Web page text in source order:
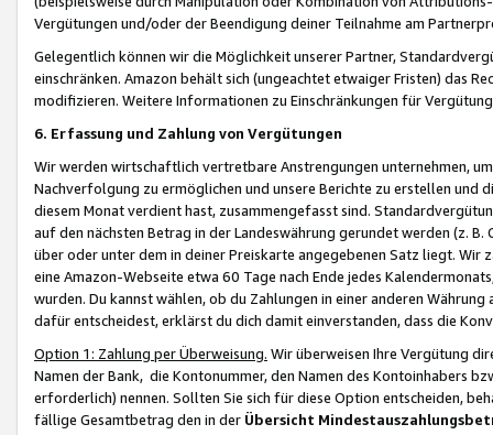
Vergütungen und/oder der Beendigung deiner Teilnahme am
Gelegentlich können wir die Möglichkeit unserer Partner,
einschränken. Amazon behält sich (ungeachtet etwaiger Fristen) das
modifizieren. Weitere Informationen zu Einschränkungen für
6. Erfassung und Zahlung von Vergütungen
Wir werden wirtschaftlich vertretbare Anstrengungen unternehmen,
Nachverfolgung zu ermöglichen und unsere Berichte zu erstellen und
diesem Monat verdient hast, zusammengefasst sind.
auf den nächsten Betrag in der Landeswährung gerundet werden (z.
über oder unter dem in deiner Preiskarte angegebenen Satz liegt.
eine Amazon-Webseite etwa 60 Tage nach Ende jedes
wurden. Du kannst wählen, ob du Zahlungen in einer anderen
dafür entscheidest, erklärst du dich damit einverstanden, dass die
Option 1: Zahlung per Überweisung. Wir überweisen Ihre Vergütung
Namen der Bank, die Kontonummer, den Namen des Kontoinhabers
erforderlich) nennen. Sollten Sie sich für diese Option entscheiden,
fällige Gesamtbetrag den in der Übersicht